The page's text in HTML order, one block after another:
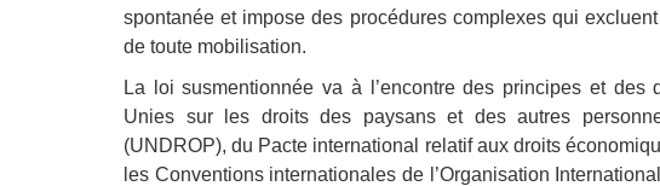
spontanée et impose des procédures complexes qui
de toute mobilisation.
La loi susmentionnée va à l’encontre des principes et
Unies sur les droits des paysans et des autres
(UNDROP), du Pacte international relatif aux droits
les Conventions internationales de l’Organisation